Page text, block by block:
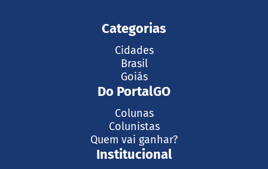
Categorias
Cidades
Brasil
Goiás
Do PortalGO
Colunas
Colunistas
Quem vai ganhar?
Institucional